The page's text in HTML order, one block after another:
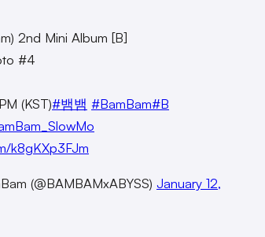
2nd Mini Album [B]
#4
(KST)#뱀뱀 #BamBam#B
k8gKXp3FJm
(@BAMBAMxABYSS) January 12,